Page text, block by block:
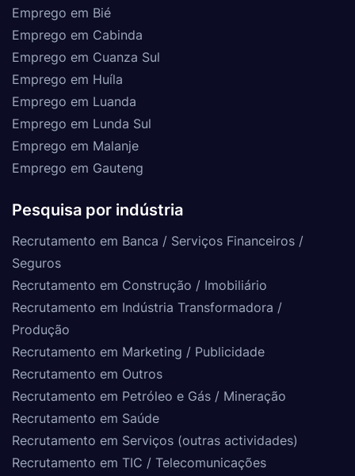
Emprego em Bié
Emprego em Cabinda
Emprego em Cuanza Sul
Emprego em Huíla
Emprego em Luanda
Emprego em Lunda Sul
Emprego em Malanje
Emprego em Gauteng
Pesquisa por indústria
Recrutamento em Banca / Serviços Financeiros /
Seguros
Recrutamento em Construção / Imobiliário
Recrutamento em Indústria Transformadora /
Produção
Recrutamento em Marketing / Publicidade
Recrutamento em Outros
Recrutamento em Petróleo e Gás / Mineração
Recrutamento em Saúde
Recrutamento em Serviços (outras actividades)
Recrutamento em TIC / Telecomunicações